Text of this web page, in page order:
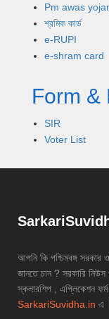
Pm awas
শ্রমিক কার্ড
e-RUPI
e-shram card
Form &
SIR
Voter List
আপনি কি পশ্চিমবঙ্গ সরকার
জানতে চান ? সরকারি
স্কলারশিপ , এপ্লিকেশন
SarkariSuvidha.in এ